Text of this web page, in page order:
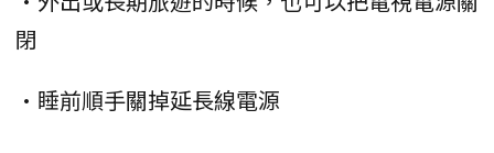
閉
•睡前順手關掉延長線電源